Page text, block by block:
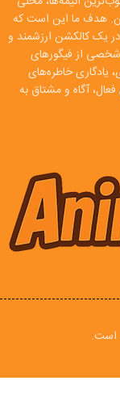
هدف ما این است که
یک کالکشن ارزشمند و
شخصی از فیگورهای
یادگاری خاطره‌های
آگاه و مشتاق به
است.